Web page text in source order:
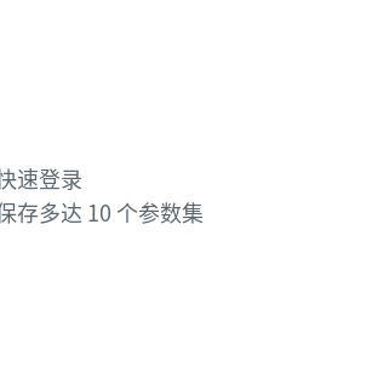
速登录
存多达 10 个参数集